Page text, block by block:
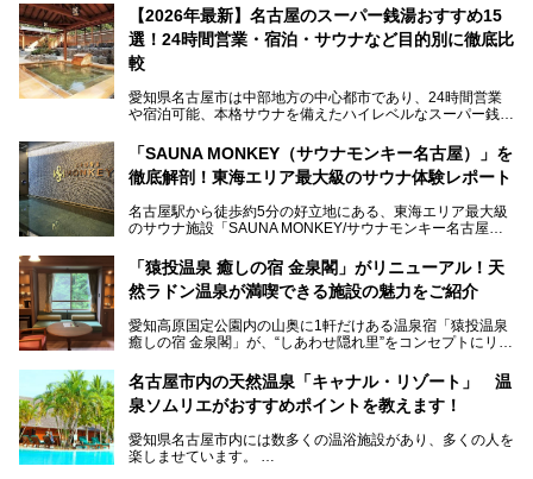
この地で30年にわたり愛され続けてきた施設だからこそ、
地元住民をはじめオープンを待ちわびている人も多いのでは
ないでしょうか。
老朽化した設備の補修を機に、2年前からじっくり構想を練
ってきたというだけあって、館内の充実度は想像以上。
以前の4倍に拡張したという露天エリアや10の浴槽、40人収
容の巨大なスタジアムサウナに、岩盤浴やリラクゼーション
までまるごと楽しめる施設に生まれ変わりました。
今回は、全面リニューアルして新しくなった「スパアクアス
【2026年最新】名古屋のスーパー銭湯おすすめ15
選！24時間営業・宿泊・サウナなど目的別に徹底比
較
愛知県名古屋市は中部地方の中心都市であり、24時間営業
や宿泊可能、本格サウナを備えたハイレベルなスーパー銭湯
そのため、「日々の仕事の疲れを心身ともにリセットした
い」「休日に時間を忘れて1日中ダラダラ過ごしたい」「コ
くある点が魅力です！
お好みの温泉施設を見つけて楽しんでくださいね。
「SAUNA MONKEY（サウナモンキー名古屋）」を
徹底解剖！東海エリア最大級のサウナ体験レポート
名古屋駅から徒歩約5分の好立地にある、東海エリア最大級
のサウナ施設「SAUNA MONKEY/サウナモンキー名古屋」
「名古屋駅周辺ってサウナが少ないよね」という声をよく耳
にするだけあり、アクセスの良さにも胸が高鳴ります。
今回は普段は男性専用となっているパブリックサウナが、女
さっそく取材してきました！
「猿投温泉 癒しの宿 金泉閣」がリニューアル！天
然ラドン温泉が満喫できる施設の魅力をご紹介
愛知高原国定公園内の山奥に1軒だけある温泉宿「猿投温泉
癒しの宿 金泉閣」が、“しあわせ隠れ里”をコンセプトにリニ
天然ラドン温泉が堪能できるお風呂や、新設・改装された客
室、地元の食材と温泉水で作られたお料理……。
ご紹介します。
名古屋市内の天然温泉「キャナル・リゾート」 温
泉ソムリエがおすすめポイントを教えます！
愛知県名古屋市内には数多くの温浴施設があり、多くの人を
楽しませています。